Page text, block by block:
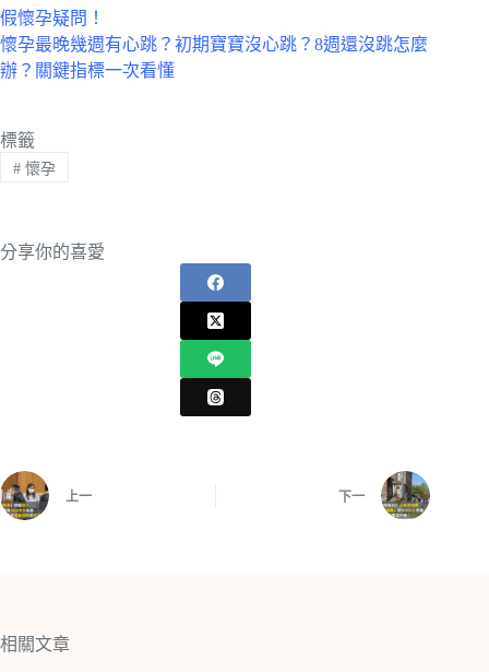
假懷孕疑問！
懷孕最晚幾週有心跳？初期寶寶沒心跳？8週還沒跳怎麼
辦？關鍵指標一次看懂
標籤
#懷孕
分享你的喜愛
上一 下一
相關文章